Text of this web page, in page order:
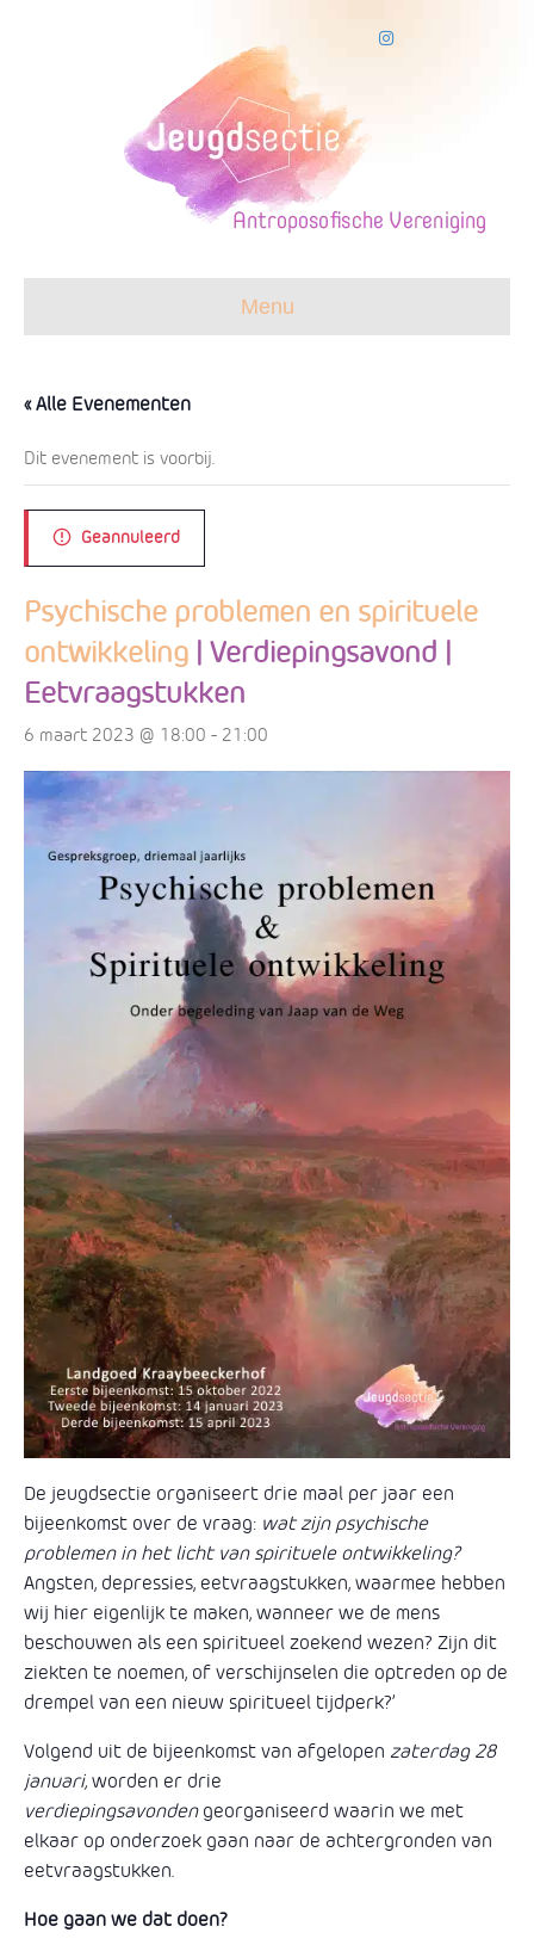
Menu
« Alle Evenementen
Dit evenement is voorbij.
Geannuleerd
Psychische problemen en spirituele
ontwikkeling | Verdiepingsavond |
Eetvraagstukken
6 maart 2023 @ 18:00 - 21:00
De jeugdsectie organiseert drie maal per jaar een
bijeenkomst over de vraag: wat zijn psychische
problemen in het licht van spirituele ontwikkeling?
Angsten, depressies, eetvraagstukken, waarmee hebben
wij hier eigenlijk te maken, wanneer we de mens
beschouwen als een spiritueel zoekend wezen? Zijn dit
ziekten te noemen, of verschijnselen die optreden op de
drempel van een nieuw spiritueel tijdperk?’
Volgend uit de bijeenkomst van afgelopen zaterdag 28
januari,worden er drie
verdiepingsavondengeorganiseerd waarin we met
elkaar op onderzoek gaan naar de achtergronden van
eetvraagstukken.
Hoe gaan we dat doen?